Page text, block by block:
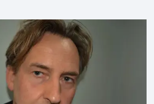
Den Kolde Krig og
skjulte mekanismer. Hans fortællinger
oplysende og dybt foruroligende
indblik i hvordan sandheden kan
fiktionen.